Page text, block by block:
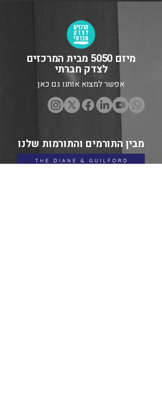
מיזם 5050 מבית המרכזים
לצדק חברתי
אפשר למצוא אותנו גם כאן
מבין התורמים והתורמות שלנו